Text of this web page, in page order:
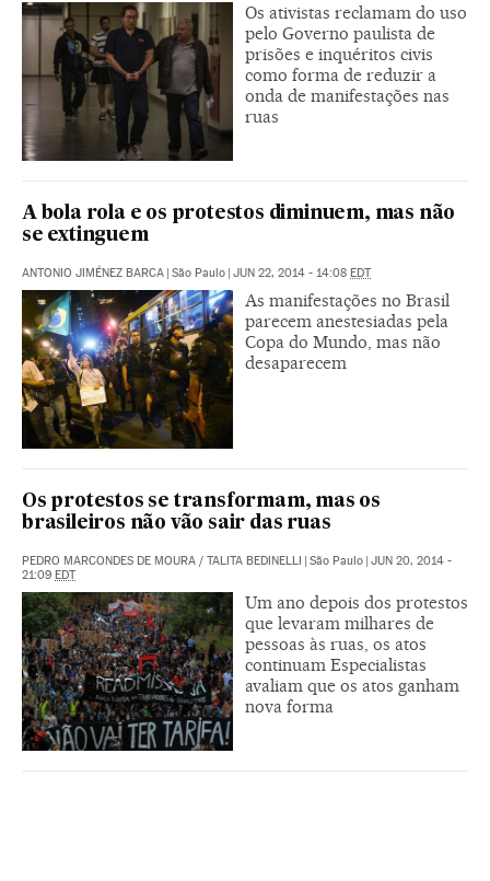
Os ativistas reclamam do uso
pelo Governo paulista de
prisões e inquéritos civis
como forma de reduzir a
onda de manifestações nas
ruas
A bola rola e os protestos diminuem, mas não
se extinguem
ANTONIO JIMÉNEZ BARCA | São Paulo | JUN 22, 2014 - 14:08 EDT
As manifestações no Brasil
parecem anestesiadas pela
Copa do Mundo, mas não
desaparecem
Os protestos se transformam, mas os
brasileiros não vão sair das ruas
PEDRO MARCONDES DE MOURA / TALITA BEDINELLI | São Paulo | JUN 20, 2014 -
21:09 EDT
Um ano depois dos protestos
que levaram milhares de
pessoas às ruas, os atos
continuam Especialistas
avaliam que os atos ganham
nova forma